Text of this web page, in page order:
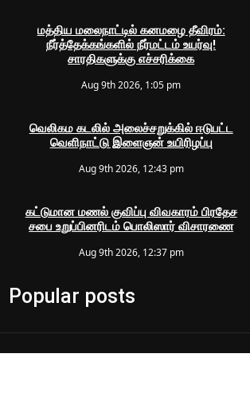
மத்திய மலைநாட்டில் கனமழை தீவிரம்:
நீர்த்தேக்கங்களில் நீர்மட்டம் உயர்வு!
சாரதிகளுக்கு எச்சரிக்கை
Aug 9th 2026, 1:05 pm
வெலிகம கடலில் அலைச்சறுக்கில் ஈடுபட்ட
வெளிநாட்டு இளைஞன் உயிரிழப்பு
Aug 9th 2026, 12:43 pm
கட்டுமான மணல் குவிப்பு விவகாரம் பிரதேச
சபை உறுப்பினரிடம் பொலிஸார் விசாரணை
Aug 9th 2026, 12:37 pm
Popular posts